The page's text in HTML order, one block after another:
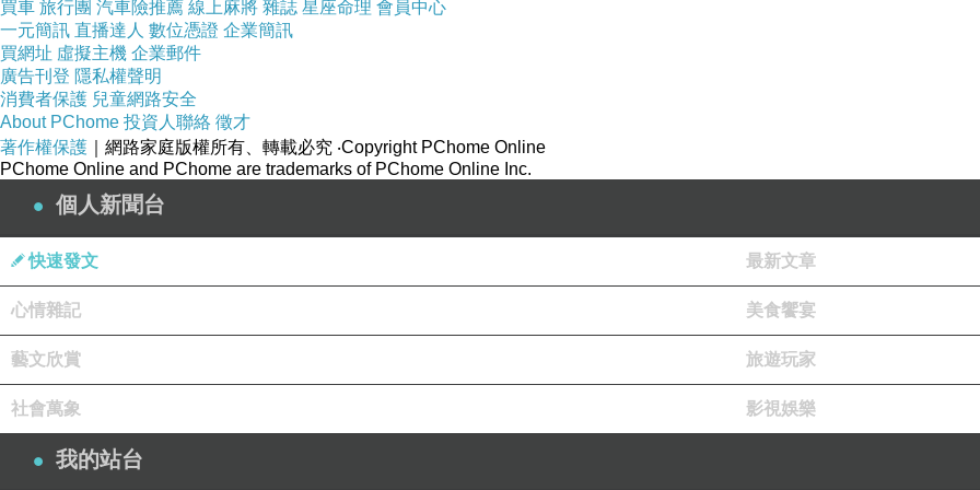
新聞台Blog小天使
2016-10-03 11:17:47
親愛的台長︰
恭喜您！此篇文章圖片極為優質，獲選為本日熱門圖片，將會出現在新聞台首頁熱門圖片區塊輪播。請您繼續
精采的圖片，加油！
謝謝
買車 旅行團 汽車險推薦 線上麻將 雜誌 星座命理 會員中心
一元簡訊 直播達人 數位憑證 企業簡訊
買網址 虛擬主機 企業郵件
廣告刊登 隱私權聲明
消費者保護 兒童網路安全
About PChome 投資人聯絡 徵才
著作權保護 ｜網路家庭版權所有、轉載必究 ‧Copyright PChome Online
PChome Online and PChome are trademarks of PChome Online Inc.
個人新聞台
快速發文 最新文章
心情雜記 美食饗宴
藝文欣賞 旅遊玩家
社會萬象 影視娛樂
我的站台